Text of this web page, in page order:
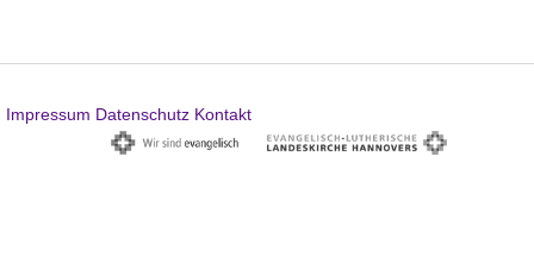
Impressum Datenschutz Kontakt